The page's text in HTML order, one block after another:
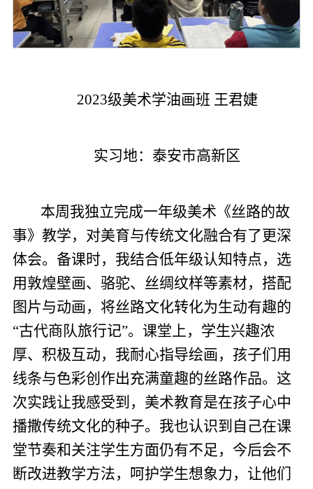
2023级美术学油画班 王君婕
实习地：泰安市高新区
本周我独立完成一年级美术《丝路的故
事》教学，对美育与传统文化融合有了更深
体会。备课时，我结合低年级认知特点，选
用敦煌壁画、骆驼、丝绸纹样等素材，搭配
图片与动画，将丝路文化转化为生动有趣的
“古代商队旅行记”。课堂上，学生兴趣浓
厚、积极互动，我耐心指导绘画，孩子们用
线条与色彩创作出充满童趣的丝路作品。这
次实践让我感受到，美术教育是在孩子心中
播撒传统文化的种子。我也认识到自己在课
堂节奏和关注学生方面仍有不足，今后会不
断改进教学方法，呵护学生想象力，让他们